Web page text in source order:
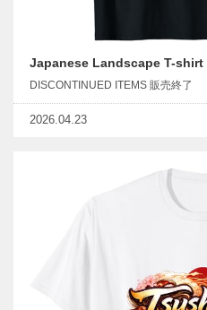
Japanese Landscape T-shirt
DISCONTINUED ITEMS 販売終了
2026.04.23